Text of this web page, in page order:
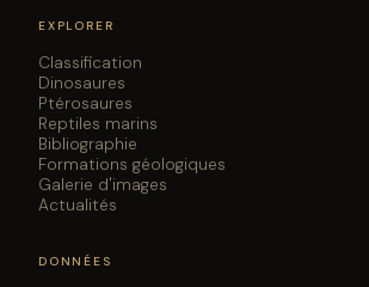
EXPLORER
Classification
Dinosaures
Ptérosaures
Reptiles marins
Bibliographie
Formations géologiques
Galerie d'images
Actualités
DONNÉES